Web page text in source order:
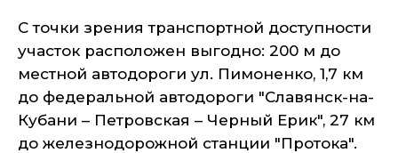
С точки зрения транспортной доступности
участок расположен выгодно: 200 м до
местной автодороги ул. Пимоненко, 1,7 км
до федеральной автодороги "Славянск-на-
Кубани – Петровская – Черный Ерик", 27 км
до железнодорожной станции "Протока".